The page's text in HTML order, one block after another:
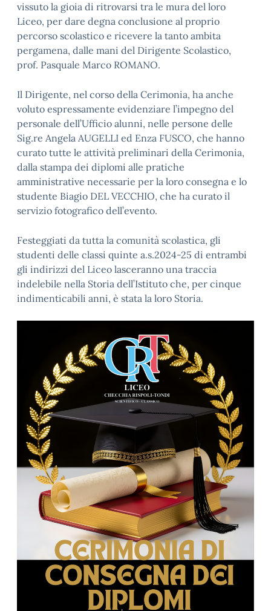
vissuto la gioia di ritrovarsi tra le mura del loro
Liceo, per dare degna conclusione al proprio
percorso scolastico e ricevere la tanto ambita
pergamena, dalle mani del Dirigente Scolastico,
prof. Pasquale Marco ROMANO.
Il Dirigente, nel corso della Cerimonia, ha anche
voluto espressamente evidenziare l’impegno del
personale dell’Ufficio alunni, nelle persone delle
Sig.re Angela AUGELLI ed Enza FUSCO, che hanno
curato tutte le attività preliminari della Cerimonia,
dalla stampa dei diplomi alle pratiche
amministrative necessarie per la loro consegna e lo
studente Biagio DEL VECCHIO, che ha curato il
servizio fotografico dell’evento.
Festeggiati da tutta la comunità scolastica, gli
studenti delle classi quinte a.s.2024-25 di entrambi
gli indirizzi del Liceo lasceranno una traccia
indelebile nella Storia dell’Istituto che, per cinque
indimenticabili anni, è stata la loro Storia.